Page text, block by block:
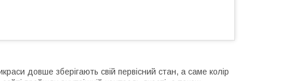
довше зберігають свій первісний стан, а саме колір